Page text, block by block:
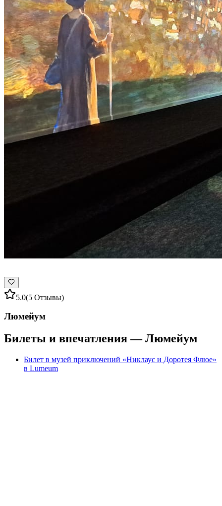
5.0(5 Отзывы)
Люмейум
Билеты и впечатления — Люмейум
Билет в музей приключений «Никлаус и Доротея Флюе»
в Lumeum